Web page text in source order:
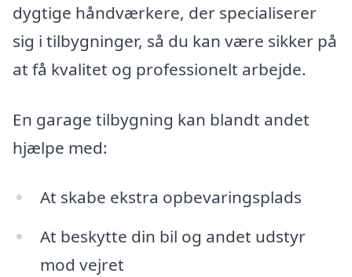
dygtige håndværkere, der specialiserer
sig i tilbygninger, så du kan være sikker på
at få kvalitet og professionelt arbejde.
En garage tilbygning kan blandt andet
hjælpe med:
At skabe ekstra opbevaringsplads
At beskytte din bil og andet udstyr
mod vejret